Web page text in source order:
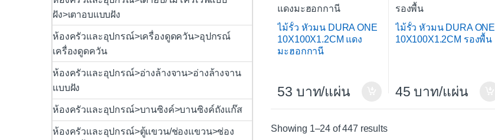
ไม้รั้ว หัวมน DURA ONE
10X100X1.2CM แดง
มะฮอกกานี
53 /แผ่น
ไม้รั้ว หัวมน DURA ONE
10X100X1.2CM รองพื้น
45 /แผ่น
Showing 1–24 of 447 resultsSorted by average rating
ฝัง>เตาอบแบบฝัง
ห้องครัวและอุปกรณ์>เครื่องดูดควัน>อุปกรณ์
เครื่องดูดควัน
ห้องครัวและอุปกรณ์>อ่างล้างจาน>อ่างล้างจาน
แบบฝัง
ห้องครัวและอุปกรณ์>บานซิงค์>บานซิงค์ถังแก๊ส
ห้องครัวและอุปกรณ์>ตู้แขวน/ช่องแขวน>ช่อง